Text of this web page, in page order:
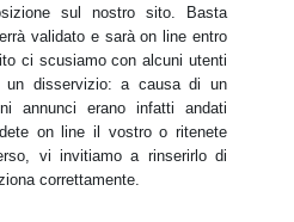
sul nostro sito. Basta
validato e sarà on line entro
ci scusiamo con alcuni utenti
un disservizio: a causa di un
annunci erano infatti andati
on line il vostro o ritenete
vi invitiamo a rinserirlo di
correttamente.